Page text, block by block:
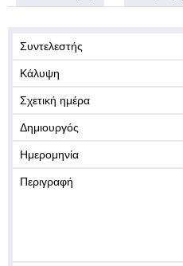
Συντελεστής
Κάλυψη
Σχετική ημέρα
Δημιουργός
Ημερομηνία
Περιγραφή